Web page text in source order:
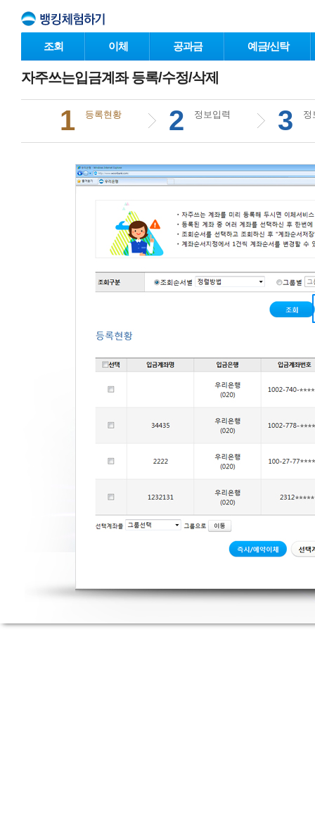
조회 이체 공과금 예금/신탁
자주쓰는입금계좌 등록/수정/삭제
1 등록현황 2 정보입력 3 정